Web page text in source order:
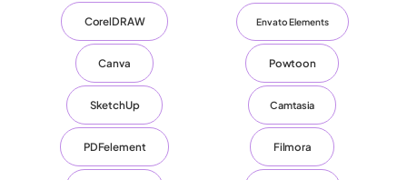
CorelDRAW Envato Elements
Canva Powtoon
SketchUp Camtasia
PDFelement Filmora